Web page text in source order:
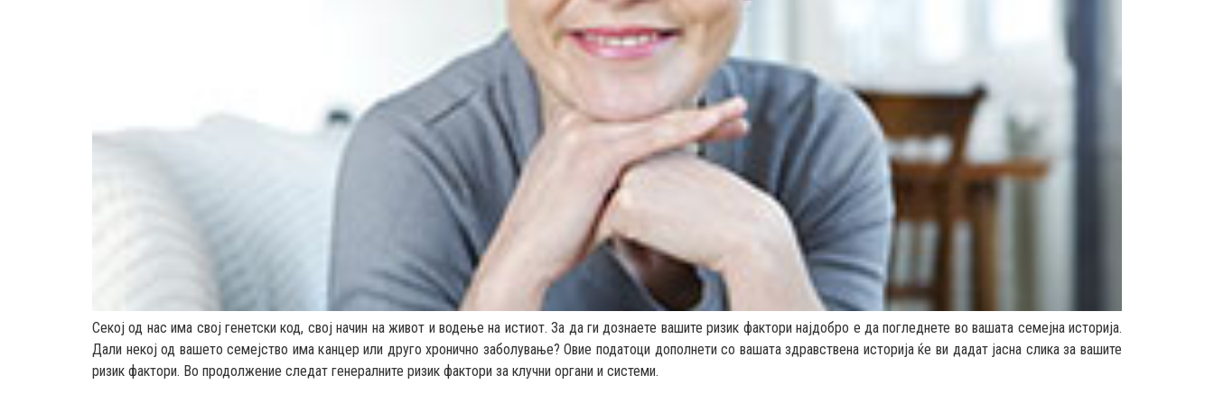
Секој од нас има свој генетски код, свој начин на живот и водење на истиот. За да ги дознаете вашите ризик фактори најдобро е да погледнете во вашата семејна историја.
Дали некој од вашето семејство има канцер или друго хронично заболување? Овие податоци дополнети со вашата здравствена историја ќе ви дадат јасна слика за вашите
ризик фактори. Во продолжение следат генералните ризик фактори за клучни органи и системи.